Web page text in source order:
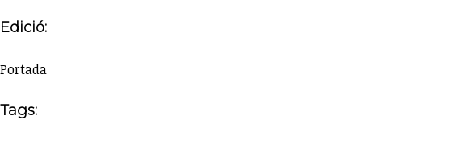
Edició:
Portada
Tags: